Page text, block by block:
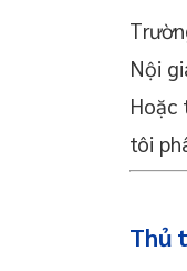
Nội
Hoặc
tôi
Thủ